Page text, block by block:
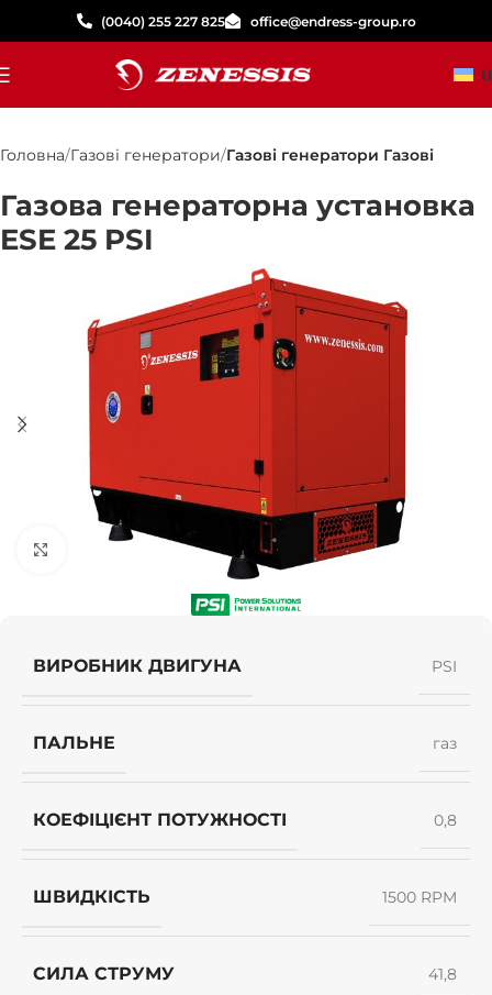
(0040) 255 227 825 office@endress-group.ro
Головна Газові генератори Газові генератори Газові
Газова генераторна установка
ESE 25 PSI
Клацніть, щоб збільшити
ВИРОБНИК ДВИГУНА PSI
ПАЛЬНЕ газ
КОЕФІЦІЄНТ ПОТУЖНОСТІ 0,8
ШВИДКІСТЬ 1500 RPM
СИЛА СТРУМУ 41,8